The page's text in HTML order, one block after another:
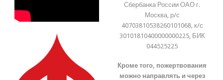
Сбербанка России ОАО г.
Москва, р/с
40703810538260101068, к/с
30101810400000000225, БИК
044525225
Кроме того, пожертвования
можно направлять и через